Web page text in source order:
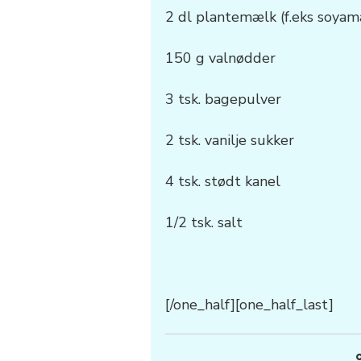
2 dl plantemælk (f.eks
150 g valnødder
3 tsk. bagepulver
2 tsk. vanilje sukker
4 tsk. stødt kanel
1/2 tsk. salt
[/one_half][one_half_last]